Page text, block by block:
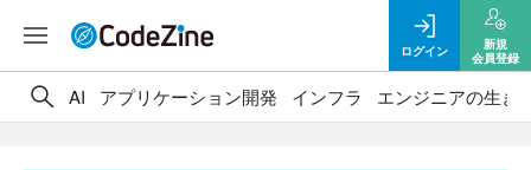
ログイン
新規
会員登録
AI アプリケーション開発 インフラ エンジニアの生き